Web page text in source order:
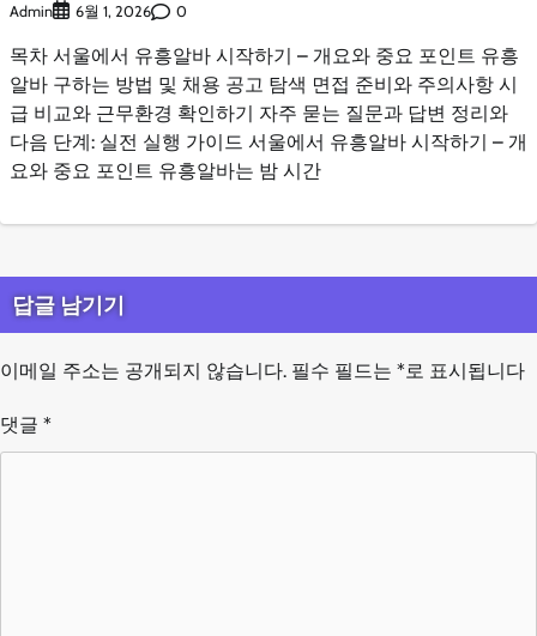
Admin 6월 1, 2026 0
목차 서울에서 유흥알바 시작하기 – 개요와 중요 포인트 유흥
알바 구하는 방법 및 채용 공고 탐색 면접 준비와 주의사항 시
급 비교와 근무환경 확인하기 자주 묻는 질문과 답변 정리와
다음 단계: 실전 실행 가이드 서울에서 유흥알바 시작하기 – 개
요와 중요 포인트 유흥알바는 밤 시간
답글 남기기
이메일 주소는 공개되지 않습니다. 필수 필드는 *로 표시됩니다
댓글 *